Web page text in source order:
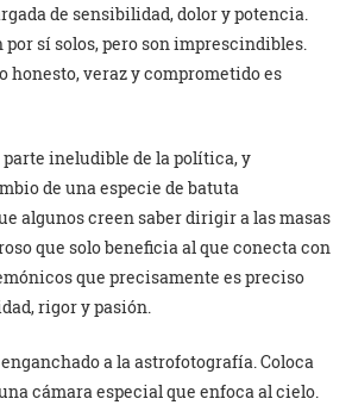
de sensibilidad, dolor y potencia.
por sí solos, pero son imprescindibles.
honesto, veraz y comprometido es
ineludible de la política, y
de una especie de batuta
algunos creen saber dirigir a las masas
que solo beneficia al que conecta con
que precisamente es preciso
rigor y pasión.
a la astrofotografía. Coloca
cámara especial que enfoca al cielo.